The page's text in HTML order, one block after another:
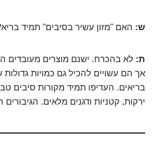
ש: האם "מזון עשיר בסיבים" תמיד
ת: לא בהכרח. ישנם מוצרים מעובדים
אך הם עשויים להכיל גם כמויות
בריאים. העדיפו תמיד מקורות סיבים
ירקות, קטניות ודגנים מלאים.